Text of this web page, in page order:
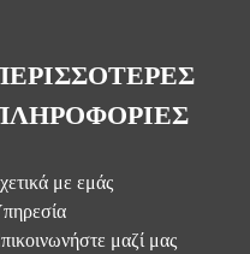
με εμάς
μαζί μας